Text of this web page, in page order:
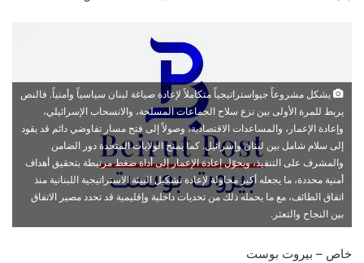
يشكل مشروعاً جيواستراتيجياً متكاملاً لإعادة صياغة لبنان سياسياً وأمنياً. فالنص
يربط للمرة الأولى بين نزع سلاح الجماعات المسلحة، والانسحاب الإسرائيلي،
وإعادة الإعمار، والمساعدات الاقتصادية، وصولاً إلى فتح مسار تفاوضي دائم قد يقود
إلى سلام شامل بين لبنان وإسرائيل. كما يمنح الولايات المتحدة دور الضامن
والمشرف على التنفيذ، ويحوّل إعادة الإعمار إلى أداة ضغط مرتبطة بتحقيق أهداف
أمنية محددة، ما يجعله أكبر محاولة لإعادة تشكيل البيئة الاستراتيجية اللبنانية منذ
اتفاق الطائف، مع ما يحمله ذلك من تحديات داخلية وإقليمية قد تحدد مصير الاتفاق
بين النجاح والتعثر.
خاص – بيروت بوست